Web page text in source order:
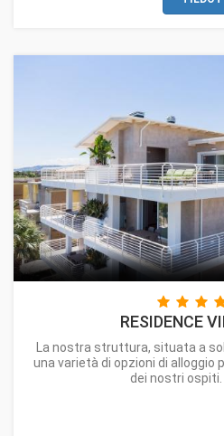
sono stati ritrovati nelle vicinanze.
metri; in passato qui si trovava
RESIDENCE
La nostra struttura, situata a
una varietà di opzioni di alloggio
dei nostri ospiti.